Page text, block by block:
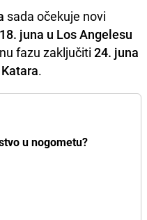
sada očekuje novi
18. juna u Los Angelesu
fazu zaključiti 24. juna
.
u nogometu?